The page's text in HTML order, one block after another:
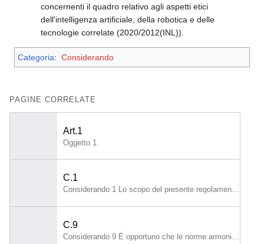
concernenti il quadro relativo agli aspetti etici
dell'intelligenza artificiale, della robotica e delle
tecnologie correlate (2020/2012(INL)).
Categoria: Considerando
PAGINE CORRELATE
Art.1
Oggetto 1.
C.1
C.9